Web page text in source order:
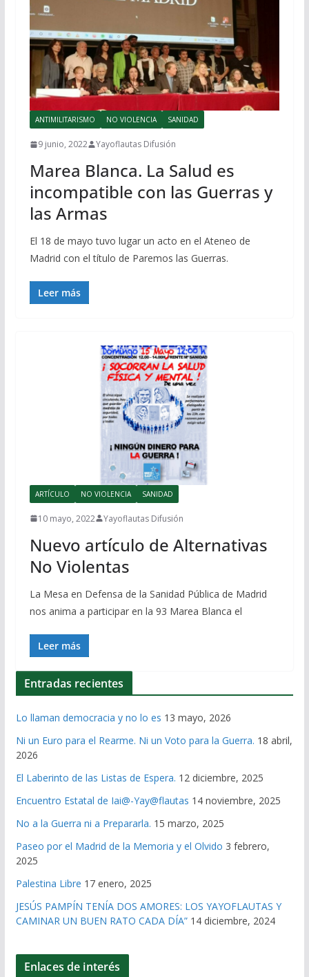
ANTIMILITARISMO NO VIOLENCIA SANIDAD
9 junio, 2022 Yayoflautas Difusión
Marea Blanca. La Salud es
incompatible con las Guerras y
las Armas
El 18 de mayo tuvo lugar un acto en el Ateneo de
Madrid con el título de Paremos las Guerras.
Leer más
ARTÍCULO NO VIOLENCIA SANIDAD
10 mayo, 2022 Yayoflautas Difusión
Nuevo artículo de Alternativas
No Violentas
La Mesa en Defensa de la Sanidad Pública de Madrid
nos anima a participar en la 93 Marea Blanca el
Leer más
Entradas recientes
Lo llaman democracia y no lo es 13 mayo, 2026
Ni un Euro para el Rearme. Ni un Voto para la Guerra. 18 abril,
2026
El Laberinto de las Listas de Espera. 12 diciembre, 2025
Encuentro Estatal de Iai@-Yay@flautas 14 noviembre, 2025
No a la Guerra ni a Prepararla. 15 marzo, 2025
Paseo por el Madrid de la Memoria y el Olvido 3 febrero,
2025
Palestina Libre 17 enero, 2025
JESÚS PAMPÍN TENÍA DOS AMORES: LOS YAYOFLAUTAS Y
CAMINAR UN BUEN RATO CADA DÍA” 14 diciembre, 2024
Enlaces de interés